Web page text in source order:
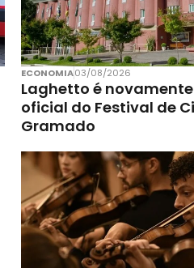
ECONOMIA03/08/2026
Laghetto é
oficial do Festival de
Gramado